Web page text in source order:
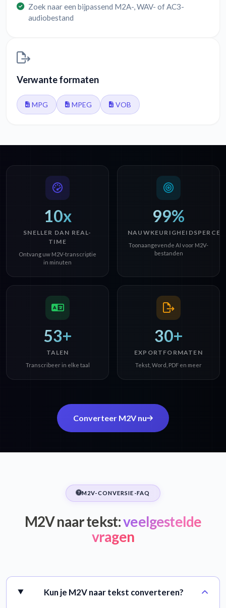
Zoek naar een bijpassend M2A-, WAV- of AC3-
audiobestand
Verwante formaten
MPG MPEG VOB
10x
SNELLER DAN REAL-
TIME
Ontvang uw M2V-transcriptie
in minuten
99%
Toonaangevende AI voor M2V-
bestanden
53+
TALEN
Transcribeer in elke taal
30+
EXPORTFORMATEN
Tekst, Word, PDF en meer
Converteer M2V nu
M2V-CONVERSIE-FAQ
M2V naar tekst:veelgestelde
vragen
Kun je M2V naar tekst converteren?